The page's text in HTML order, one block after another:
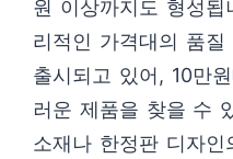
원 이상까지도 형성
리적인 가격대의 품
출시되고 있어, 10만
러운 제품을 찾을 수
소재나 한정판 디자